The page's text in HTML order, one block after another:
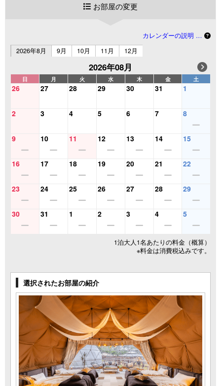
お部屋の変更
カレンダーの説明 …
2026年8月
9月 10月 11月 12月
2026年08月
日 月 火 水 木 金 土
26 27 28 29 30 31 1
2 3 4 5 6 7 8
9 10 11 12 13 14 15
16 17 18 19 20 21 22
23 24 25 26 27 28 29
30 31 1 2 3 4 5
1泊大人1名あたりの料金（概算）
※料金は消費税込みです。
選択されたお部屋の紹介